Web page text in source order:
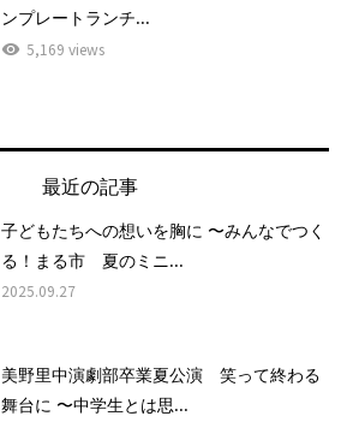
ンプレートランチ...
5,169 views
最近の記事
子どもたちへの想いを胸に 〜みんなでつく
る！まる市 夏のミニ...
2025.09.27
美野里中演劇部卒業夏公演 笑って終わる
舞台に 〜中学生とは思...